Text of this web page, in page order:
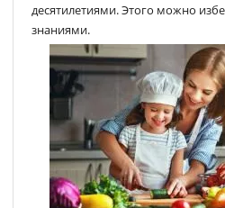
десятилетиями. Этого можно
знаниями.